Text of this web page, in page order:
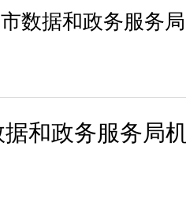
数据和政务服务局
据和政务服务局